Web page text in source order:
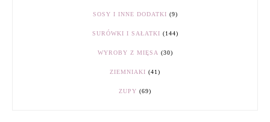
SOSY I INNE DODATKI (9)
SURÓWKI I SAŁATKI (144)
WYROBY Z MIĘSA (30)
ZIEMNIAKI (41)
ZUPY (69)